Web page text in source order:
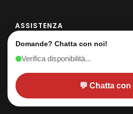
ASSISTENZA
Telefono
+39 02.876092
Domande? Chatta con noi!
Verifica disponibilità...
💬 Chatta con